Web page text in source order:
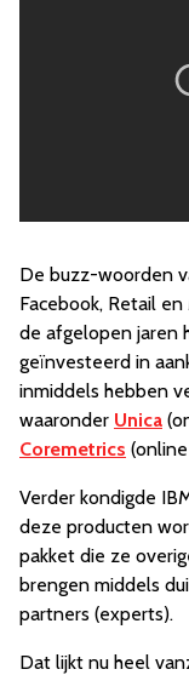
De buzz-woorden
Facebook, Retail
de afgelopen jaren
geïnvesteerd in
inmiddels hebben
waaronder Unica
Coremetrics
Verder kondigde
deze producten
pakket die ze
brengen middels
partners (experts).
Dat lijkt nu heel